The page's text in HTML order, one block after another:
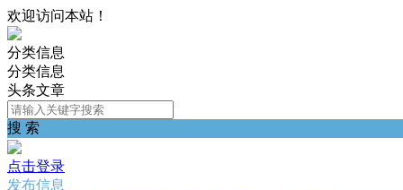
欢迎访问本站！
分类信息
分类信息
头条文章
搜 索
点击登录
发布信息